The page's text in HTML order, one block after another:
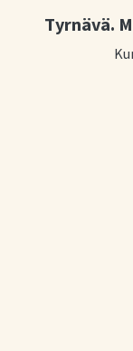
Tyrnävä.